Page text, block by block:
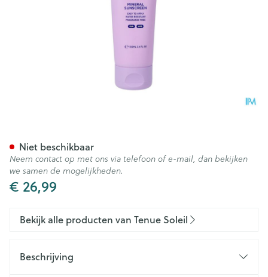
€ 26,99
Niet beschikbaar
Neem contact op met ons via telefoon of e-mail, dan bekijken
we samen de mogelijkheden.
Bekijk alle producten van Tenue Soleil
Beschrijving